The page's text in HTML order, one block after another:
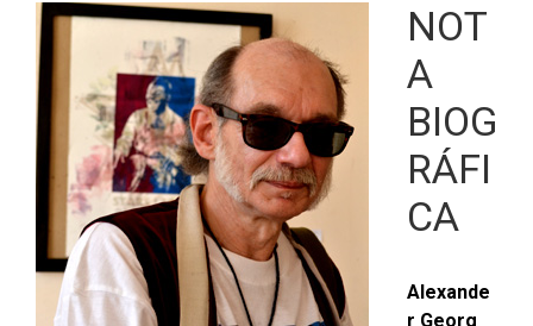
NOT
A
BIOG
RÁFI
CA
Alexande
r Georg